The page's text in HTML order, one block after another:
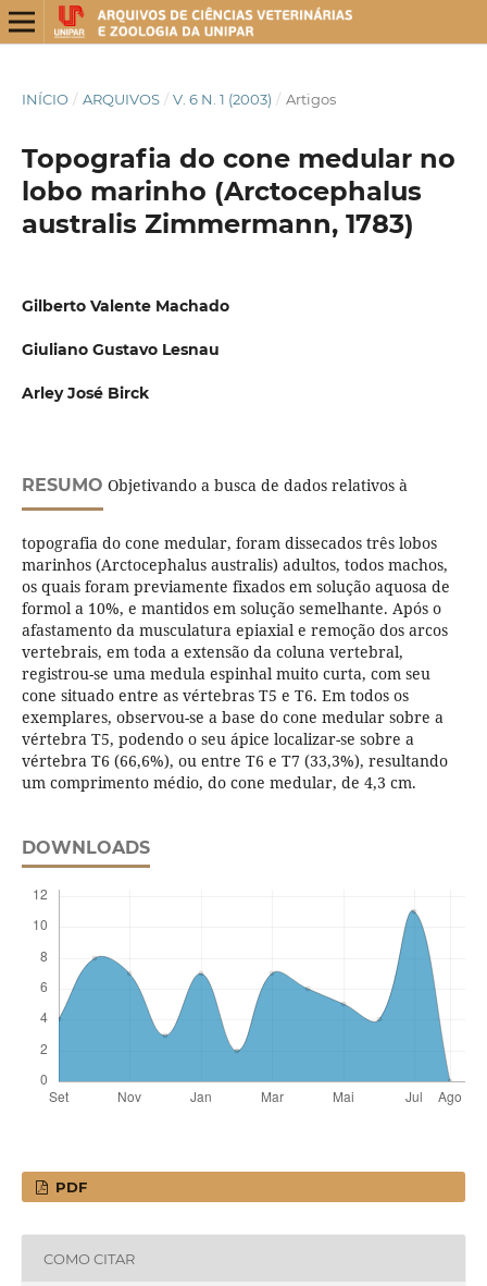
INÍCIO / ARQUIVOS / V. 6 N. 1 (2003) / Artigos
Topografia do cone medular no
lobo marinho (Arctocephalus
australis Zimmermann, 1783)
Gilberto Valente Machado
Giuliano Gustavo Lesnau
Arley José Birck
RESUMO Objetivando a busca de dados relativos à
topografia do cone medular, foram dissecados três lobos
marinhos (Arctocephalus australis) adultos, todos machos,
os quais foram previamente fixados em solução aquosa de
formol a 10%, e mantidos em solução semelhante. Após o
afastamento da musculatura epiaxial e remoção dos arcos
vertebrais, em toda a extensão da coluna vertebral,
registrou-se uma medula espinhal muito curta, com seu
cone situado entre as vértebras T5 e T6. Em todos os
exemplares, observou-se a base do cone medular sobre a
vértebra T5, podendo o seu ápice localizar-se sobre a
vértebra T6 (66,6%), ou entre T6 e T7 (33,3%), resultando
um comprimento médio, do cone medular, de 4,3 cm.
DOWNLOADS
PDF
COMO CITAR